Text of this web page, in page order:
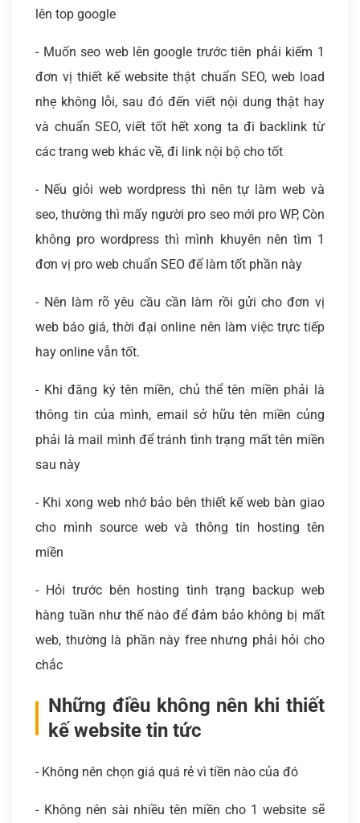
lên top google
- Muốn seo web lên google trước tiên phải kiếm 1
đơn vị thiết kế website thật chuẩn SEO, web load
nhẹ không lỗi, sau đó đến viết nội dung thật hay
và chuẩn SEO, viết tốt hết xong ta đi backlink từ
các trang web khác về, đi link nội bộ cho tốt
- Nếu giỏi web wordpress thì nên tự làm web và
seo, thường thì mấy người pro seo mới pro WP, Còn
không pro wordpress thì mình khuyên nên tìm 1
đơn vị pro web chuẩn SEO để làm tốt phần này
- Nên làm rõ yêu cầu cần làm rồi gửi cho đơn vị
web báo giá, thời đại online nên làm việc trực tiếp
hay online vẫn tốt.
- Khi đăng ký tên miền, chủ thể tên miền phải là
thông tin của mình, email sở hữu tên miền củng
phải là mail mình để tránh tình trạng mất tên miền
sau này
- Khi xong web nhớ bảo bên thiết kế web bàn giao
cho mình source web và thông tin hosting tên
miền
- Hỏi trước bên hosting tình trạng backup web
hàng tuần như thế nào để đảm bảo không bị mất
web, thường là phần này free nhưng phải hỏi cho
chắc
Những điều không nên khi thiết
kế website tin tức
- Không nên chọn giá quá rẻ vì tiền nào của đó
- Không nên sài nhiều tên miền cho 1 website sẽ